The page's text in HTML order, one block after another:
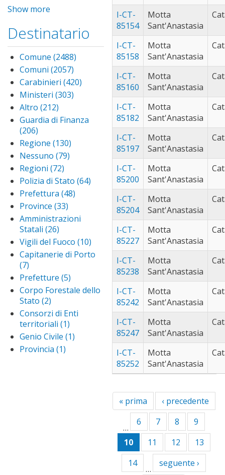
noto
filter
palermo
(1991)
palermo
filter
partanna (44)
partinico
(129)Apply
partinico
ramacca (25)
rometta (37)
san cataldo
(35)Apply san
cataldo filter
san giuseppe
jato (34)Apply
termini
imerese (80)
terrasini (83)
trabia (101)
filter
trapani (25)
trecastagni
(58)Apply
trecastagni
valderice (27)
vallelunga
pratameno
vallelunga
pratameno
villabate (50)
vittoria (43)
Magazzino
sotterraneo
deposito di
derrate
filter
Show more
Destinatario
Comune (2488)
filter
Comuni (2057)
Comuni
Carabinieri (420)
Carabinieri
Ministeri (303)
filter
Altro (212)
filter
Guardia di Finanza
(206)
Finanza filter
Regione (130)
Nessuno (79)
filter
Regioni (72)
Regioni
filter
Polizia di Stato (64)
Polizia
Prefettura (48)
filter
Province (33)
Province
Amministrazioni
Statali (26)
Amministrazioni
Statali filter
Vigili del Fuoco (10)
Vigili
Capitanerie di Porto
(7)
Porto filter
Prefetture (5)
Prefetture
Corpo Forestale dello
Stato (2)
Forestale dello
Stato filter
Consorzi di Enti
territoriali (1)
Consorzi
Genio Civile (1)
Provincia (1)
I-CT-
85154
Motta
Sant'Anastasia
I-CT-
85158
Motta
Sant'Anastasia
I-CT-
85160
Motta
Sant'Anastasia
I-CT-
85182
Motta
Sant'Anastasia
I-CT-
85197
Motta
Sant'Anastasia
I-CT-
85200
Motta
Sant'Anastasia
I-CT-
85204
Motta
Sant'Anastasia
I-CT-
85227
Motta
Sant'Anastasia
I-CT-
85238
Motta
Sant'Anastasia
I-CT-
85242
Motta
Sant'Anastasia
I-CT-
85247
Motta
Sant'Anastasia
I-CT-
85252
Motta
Sant'Anastasia
« prima ‹ precedente
…
6 7 8
9
10
11 12
13
14
…
seguente ›